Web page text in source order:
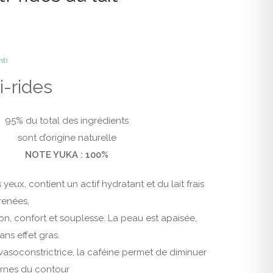
rides
95% du total des ingrédients
sont d’origine naturelle
NOTE YUKA : 100%
yeux, contient un actif hydratant et du lait frais
confort et souplesse. La peau est apaisée,
effet gras.
la caféine permet de diminuer
du contour